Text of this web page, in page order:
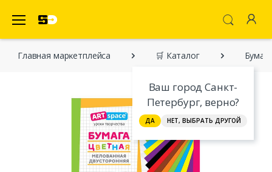
Ваш город Санкт-
Петербург, верно?
ДА НЕТ, ВЫБРАТЬ ДРУГОЙ
Главная марĸетплейса 🛒 Каталог